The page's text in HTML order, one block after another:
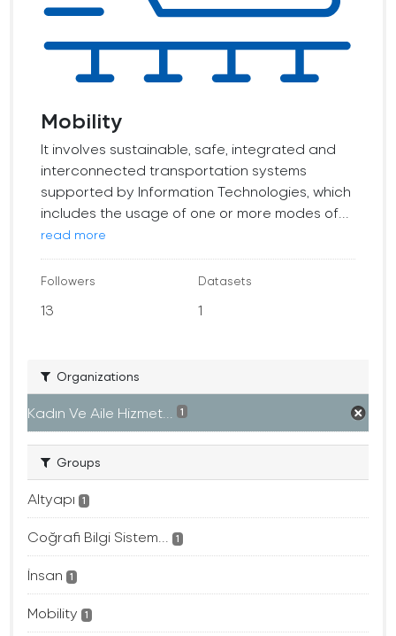
Mobility
It involves sustainable, safe, integrated and
interconnected transportation systems
supported by Information Technologies, which
includes the usage of one or more modes of...
read more
Followers
13
Datasets
1
Organizations
Kadın Ve Aile Hizmet... 1
Groups
Altyapı 1
Coğrafi Bilgi Sistem... 1
İnsan 1
Mobility 1